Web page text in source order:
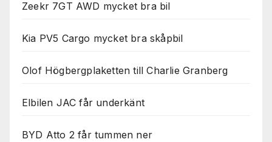
Zeekr 7GT AWD mycket bra bil
Kia PV5 Cargo mycket bra skåpbil
Olof Högbergplaketten till Charlie Granberg
Elbilen JAC får underkänt
BYD Atto 2 får tummen ner